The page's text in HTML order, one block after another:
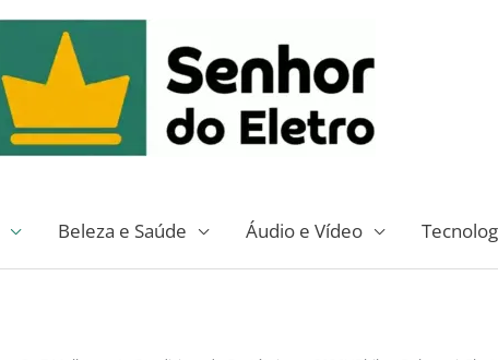
Beleza e Saúde Áudio e Vídeo